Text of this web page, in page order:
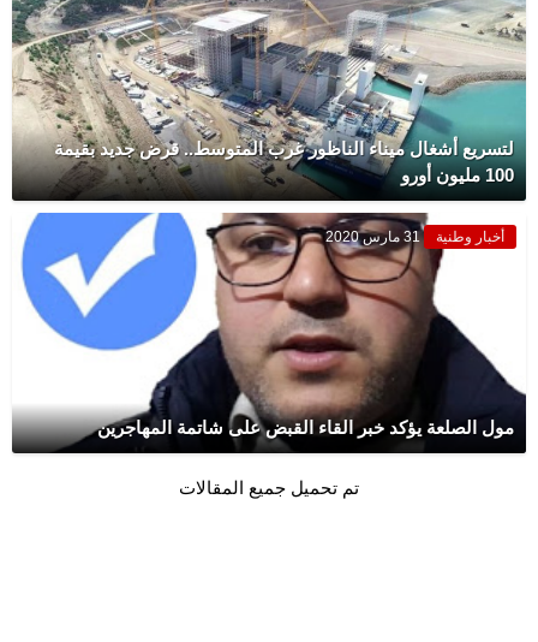
لتسريع أشغال ميناء الناظور غرب المتوسط.. قرض جديد بقيمة
100 مليون أورو
أخبار وطنية 31 مارس 2020
مول الصلعة يؤكد خبر القاء القبض على شاتمة المهاجرين
تم تحميل جميع المقالات